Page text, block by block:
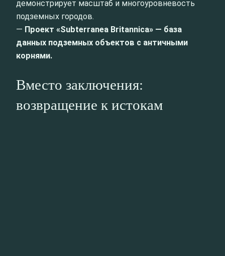
демонстрирует масштаб и многоуровневость
подземных городов.
— Проект «Subterranea Britannica» — база
данных подземных объектов с античными
корнями.
Вместо заключения:
возвращение к истокам